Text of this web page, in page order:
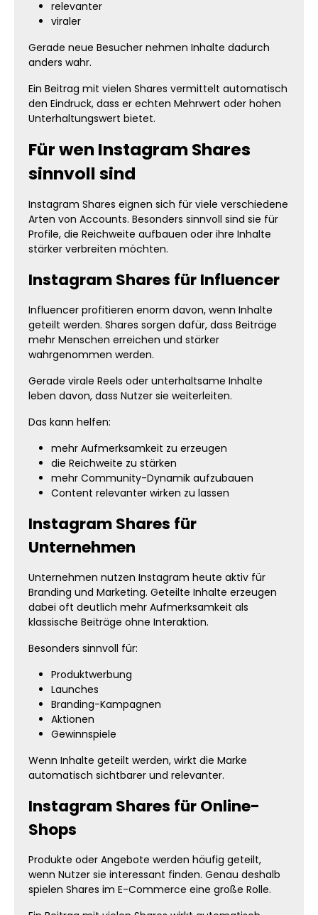
relevanter
viraler
Gerade neue Besucher nehmen Inhalte dadurch
anders wahr.
Ein Beitrag mit vielen Shares vermittelt automatisch
den Eindruck, dass er echten Mehrwert oder hohen
Unterhaltungswert bietet.
Für wen Instagram Shares
sinnvoll sind
Instagram Shares eignen sich für viele verschiedene
Arten von Accounts. Besonders sinnvoll sind sie für
Profile, die Reichweite aufbauen oder ihre Inhalte
stärker verbreiten möchten.
Instagram Shares für Influencer
Influencer profitieren enorm davon, wenn Inhalte
geteilt werden. Shares sorgen dafür, dass Beiträge
mehr Menschen erreichen und stärker
wahrgenommen werden.
Gerade virale Reels oder unterhaltsame Inhalte
leben davon, dass Nutzer sie weiterleiten.
Das kann helfen:
mehr Aufmerksamkeit zu erzeugen
die Reichweite zu stärken
mehr Community-Dynamik aufzubauen
Content relevanter wirken zu lassen
Instagram Shares für
Unternehmen
Unternehmen nutzen Instagram heute aktiv für
Branding und Marketing. Geteilte Inhalte erzeugen
dabei oft deutlich mehr Aufmerksamkeit als
klassische Beiträge ohne Interaktion.
Besonders sinnvoll für:
Produktwerbung
Launches
Branding-Kampagnen
Aktionen
Gewinnspiele
Wenn Inhalte geteilt werden, wirkt die Marke
automatisch sichtbarer und relevanter.
Instagram Shares für Online-
Shops
Produkte oder Angebote werden häufig geteilt,
wenn Nutzer sie interessant finden. Genau deshalb
spielen Shares im E-Commerce eine große Rolle.